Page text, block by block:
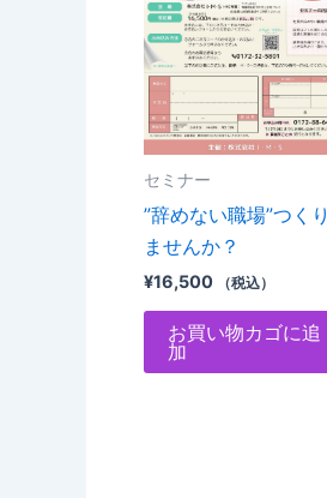
セミナー
”辞めない職場”つくり
ませんか？
¥16,500 （税込）
お買い物カゴに追
加